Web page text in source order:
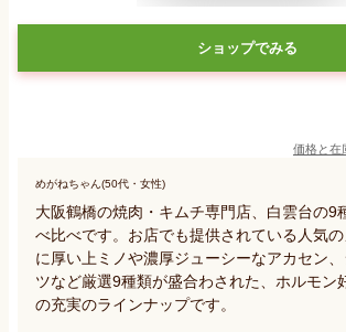
ショップでみる
価格と在
めがねちゃん(50代・女性)
大阪鶴橋の焼肉・キムチ専門店、白雲台の9
べ比べです。お店でも提供されている人気
に厚い上ミノや濃厚ジューシーなアカセン
ツなど厳選9種類が盛合わされた、ホルモン
の充実のラインナップです。